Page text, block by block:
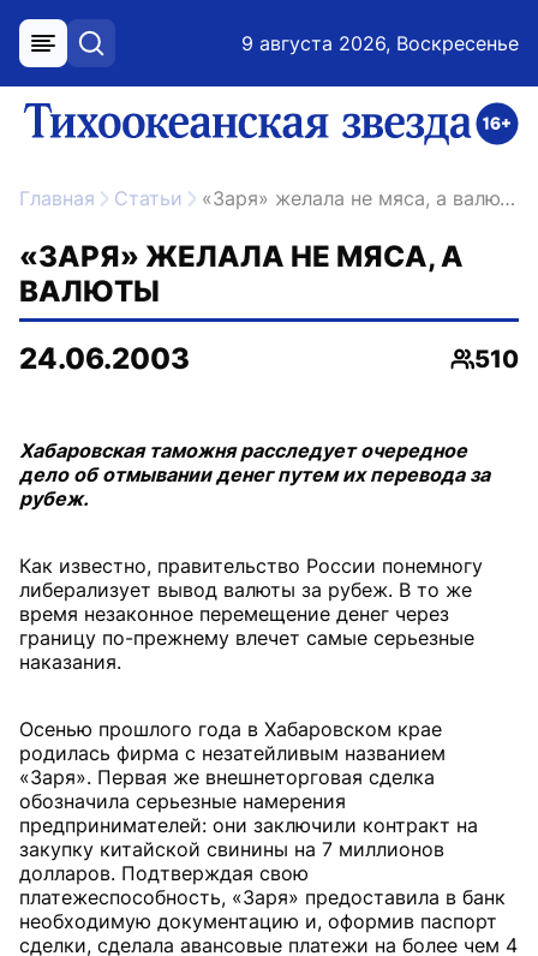
меню поиск 9 августа 2026, Воскресенье
ссылка на главную
Главная Статьи «Заря» желала не мяса, а валюты
«ЗАРЯ» ЖЕЛАЛА НЕ МЯСА, А
ВАЛЮТЫ
24.06.2003
510
Хабаровская таможня расследует очередное
дело об отмывании денег путем их перевода за
рубеж.
Как известно, правительство России понемногу
либерализует вывод валюты за рубеж. В то же
время незаконное перемещение денег через
границу по-прежнему влечет самые серьезные
наказания.
Осенью прошлого года в Хабаровском крае
родилась фирма с незатейливым названием
«Заря». Первая же внешнеторговая сделка
обозначила серьезные намерения
предпринимателей: они заключили контракт на
закупку китайской свинины на 7 миллионов
долларов. Подтверждая свою
платежеспособность, «Заря» предоставила в банк
необходимую документацию и, оформив паспорт
сделки, сделала авансовые платежи на более чем 4